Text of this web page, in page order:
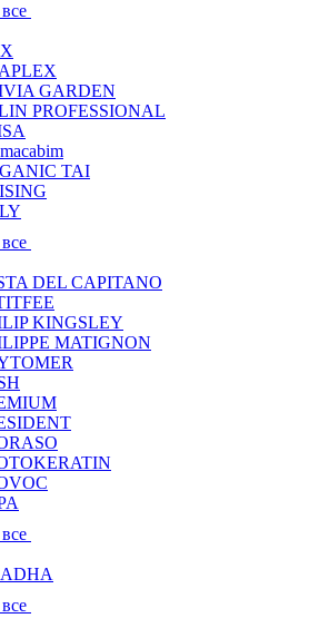
GARDEN
PROFESSIONAL
TAI
DEL CAPITANO
KINGSLEY
MATIGNON